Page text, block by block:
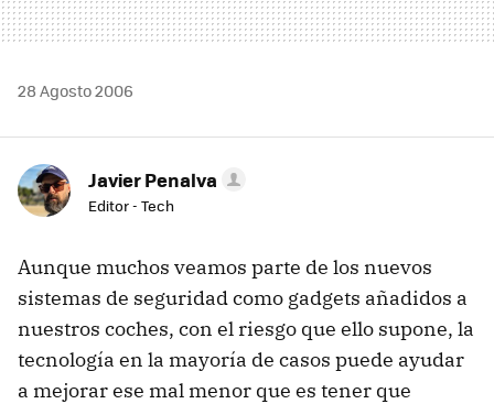
28 Agosto 2006
Javier Penalva
Editor - Tech
Aunque muchos veamos parte de los nuevos
sistemas de seguridad como gadgets añadidos a
nuestros coches, con el riesgo que ello supone, la
tecnología en la mayoría de casos puede ayudar
a mejorar ese mal menor que es tener que